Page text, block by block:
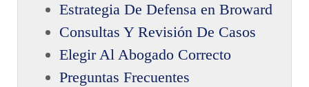
Estrategia De Defensa en Broward
Consultas Y Revisión De Casos
Elegir Al Abogado Correcto
Preguntas Frecuentes